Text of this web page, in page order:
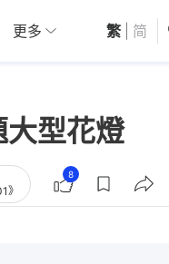
01深圳 觀點
更多 繁 简
型花燈
》
8